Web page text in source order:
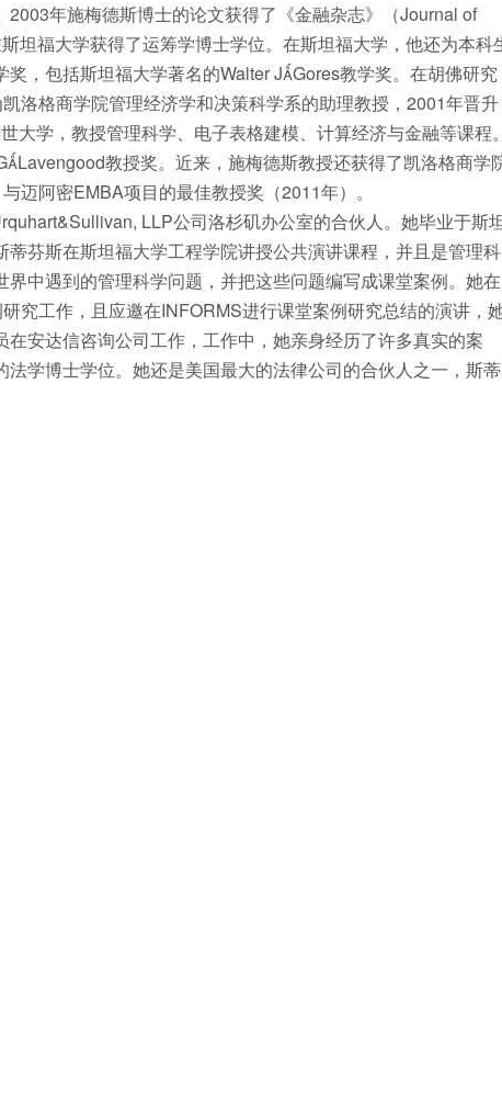
年施梅德斯博士的论文获得了《金融杂志》（Journal of
坦福大学获得了运筹学博士学位。在斯坦福大学，他还为本科
，包括斯坦福大学著名的Walter JGores教学奖。在胡佛研究
洛格商学院管理经济学和决策科学系的助理教授，2001年晋升
学，教授管理科学、电子表格建模、计算经济与金融等课程。
教授奖。近来，施梅德斯教授还获得了凯洛格商学
迈阿密EMBA项目的最佳教授奖（2011年）。
LLP公司洛杉矶办公室的合伙人。她毕业于斯
芬斯在斯坦福大学工程学院讲授公共演讲课程，并且是管理科
中遇到的管理科学问题，并把这些问题编写成课堂案例。她在
究工作，且应邀在INFORMS进行课堂案例研究总结的演讲，
安达信咨询公司工作，工作中，她亲身经历了许多真实的案
学博士学位。她还是美国最大的法律公司的合伙人之一，斯蒂